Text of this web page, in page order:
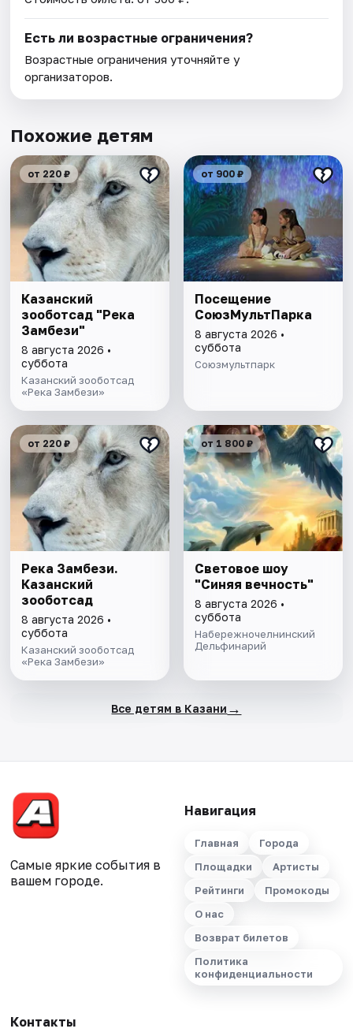
Есть ли возрастные ограничения?
Возрастные ограничения уточняйте у
организаторов.
Похожие детям
от 220 ₽
Казанский
зооботсад "Река
Замбези"
8 августа 2026 •
суббота
Казанский зооботсад
«Река Замбези»
от 900 ₽
Посещение
СоюзМультПарка
8 августа 2026 •
суббота
Союзмультпарк
от 220 ₽
Река Замбези.
Казанский
зооботсад
8 августа 2026 •
суббота
Казанский зооботсад
«Река Замбези»
от 1 800 ₽
Световое шоу
"Синяя вечность"
8 августа 2026 •
суббота
Набережночелнинский
Дельфинарий
Все детям в Казани →
Самые яркие события в
вашем городе.
Навигация
Главная
Города
Площадки
Артисты
Рейтинги
Промокоды
О нас
Возврат билетов
Политика
конфиденциальности
Контакты